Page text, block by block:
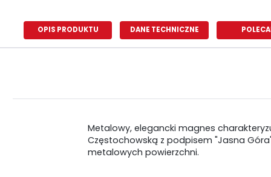
OPIS PRODUKTU DANE TECHNICZNE
Metalowy, elegancki magnes
Częstochowską z podpisem "Jasna
metalowych powierzchni.